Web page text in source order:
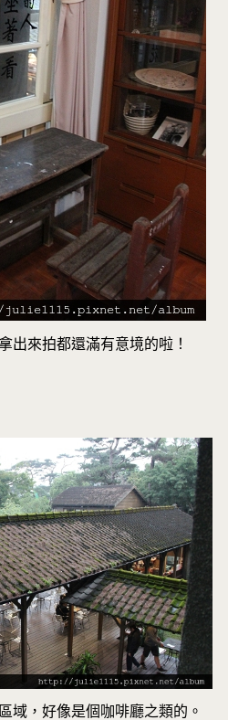
出來拍都還滿有意境的啦！
域，好像是個咖啡廳之類的。